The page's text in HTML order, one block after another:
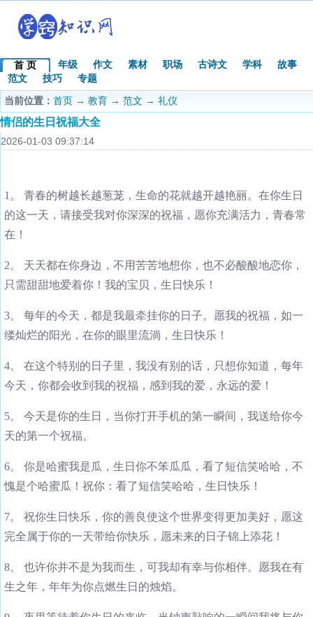
首 页 年级 作文 素材 职场 古诗文 学科
故事
范文
技巧
专题
当前位置： 首页 → 教育 → 范文 → 礼仪
情侣的生日祝福大全
2026-01-03 09:37:14
1。 青春的树越长越葱茏，生命的花就越开越艳丽。在你生日
的这一天，请接受我对你深深的祝福，愿你充满活力，青春常
在！
2。 天天都在你身边，不用苦苦地想你，也不必酸酸地恋你，
只需甜甜地爱着你！我的宝贝，生日快乐！
3。 每年的今天，都是我最牵挂你的日子。愿我的祝福，如一
缕灿烂的阳光，在你的眼里流淌，生日快乐！
4。 在这个特别的日子里，我没有别的话，只想你知道，每年
今天，你都会收到我的祝福，感到我的爱，永远的爱！
5。 今天是你的生日，当你打开手机的第一瞬间，我送给你今
天的第一个祝福。
6。 你是哈蜜我是瓜，生日你不笨瓜瓜，看了短信笑哈哈，不
愧是个哈蜜瓜！祝你：看了短信笑哈哈，生日快乐！
7。 祝你生日快乐，你的善良使这个世界变得更加美好，愿这
完全属于你的一天带给你快乐，愿未来的日子锦上添花！
8。 也许你并不是为我而生，可我却有幸与你相伴。愿我在有
生之年，年年为你点燃生日的烛焰。